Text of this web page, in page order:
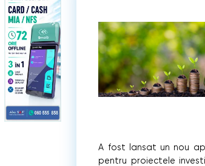
A fost lansat un nou
pentru proiectele